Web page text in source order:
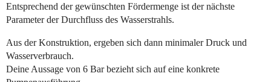
Entsprechend der gewünschten Fördermenge ist der nächste
Parameter der Durchfluss des Wasserstrahls.
Aus der Konstruktion, ergeben sich dann minimaler Druck und
Wasserverbrauch.
Deine Aussage von 6 Bar bezieht sich auf eine konkrete